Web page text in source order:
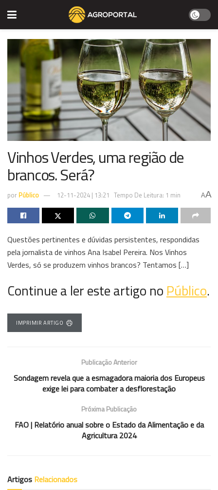
Vinhos Verdes, uma região de
brancos. Será?
por Público 12-11-2024 | 13:21 Tempo De Leitura: 1 min AA
Questões pertinentes e dúvidas persistentes, respondidas
pela jornalista de vinhos Ana Isabel Pereira. Nos Vinhos
Verdes, só se produzem vinhos brancos? Tentamos […]
Continue a ler este artigo noPúblico.
IMPRIMIR ARTIGO
Publicação Anterior
Sondagem revela que a esmagadora maioria dos Europeus
exige lei para combater a desflorestação
Próxima Publicação
FAO | Relatório anual sobre o Estado da Alimentação e da
Agricultura 2024
Artigos Relacionados